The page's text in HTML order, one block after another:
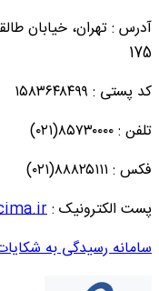
آدرس : تهران، خیابان
175
کد پستی : ۱۵۸۳۶۴۸۴۹۹
تلفن : ۸۵۷۳۰۰۰۰(۰۲۱)
فکس : ۸۸۸۲۵۱۱۱(۰۲۱)
پست الکترونیک :
سامانه رسیدگی به